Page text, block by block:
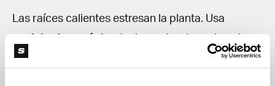
Las raíces calientes estresan la planta. Usa
macetas dentro de otras más grandes para